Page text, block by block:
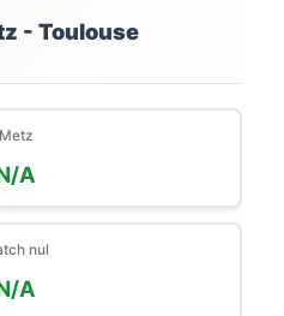
- Toulouse
Metz
A
nul
A